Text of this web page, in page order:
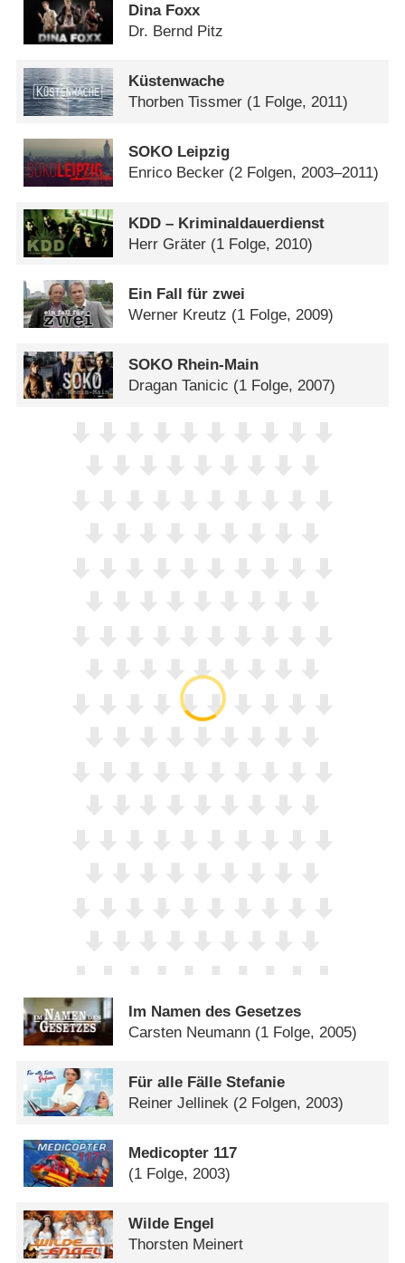
Dina Foxx
Dr. Bernd Pitz
Küstenwache
Thorben Tissmer (1 Folge, 2011)
SOKO Leipzig
Enrico Becker (2 Folgen, 2003–2011)
KDD – Kriminaldauerdienst
Herr Gräter (1 Folge, 2010)
Ein Fall für zwei
Werner Kreutz (1 Folge, 2009)
SOKO Rhein-Main
Dragan Tanicic (1 Folge, 2007)
Im Namen des Gesetzes
Carsten Neumann (1 Folge, 2005)
Für alle Fälle Stefanie
Reiner Jellinek (2 Folgen, 2003)
Medicopter 117
(1 Folge, 2003)
Wilde Engel
Thorsten Meinert